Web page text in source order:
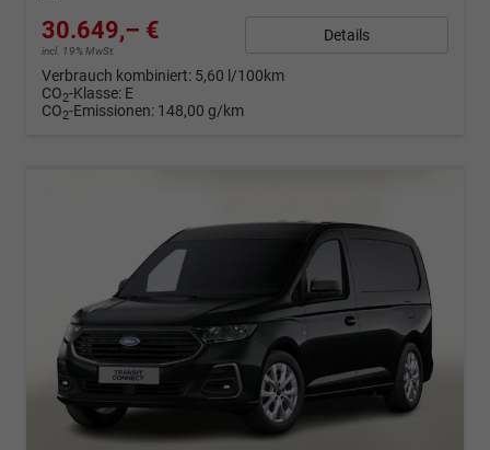
30.649,– €
incl. 19% MwSt.
Details
Verbrauch kombiniert: 5,60 l/100km
CO2-Klasse: E
CO2-Emissionen: 148,00 g/km